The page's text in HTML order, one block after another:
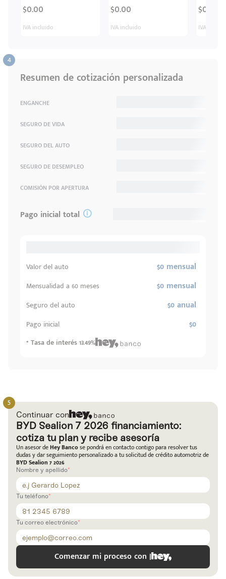
Escríbenos
+528121278366
Código
Postal
Ingresar
$0.00
IVA incluido
$0.00
IVA incluido
$0.00
IVA
Resumen de cotización personalizada
ENGANCHE
SEGURO DE VIDA
SEGURO DEL AUTO
SEGURO DE DESEMPLEO
COMISIÓN POR APERTURA
Pago inicial total
Valor del auto $0 mensual
Mensualidad a 60 meses $0 mensual
Seguro del auto $0 anual
Pago inicial $0
* Tasa de interés 13.49%
Continuar con
BYD Sealion 7 2026 financiamiento:
cotiza tu plan y recibe asesoría
Un asesor deHey Bancose pondrá en contacto contigo para resolver tus
dudas y dar seguimiento personalizado a tu solicitud de crédito automotriz de
BYD Sealion 7 2026
Nombre y apellido
Tu teléfono
Tu correo electrónico
Comenzar mi proceso con |